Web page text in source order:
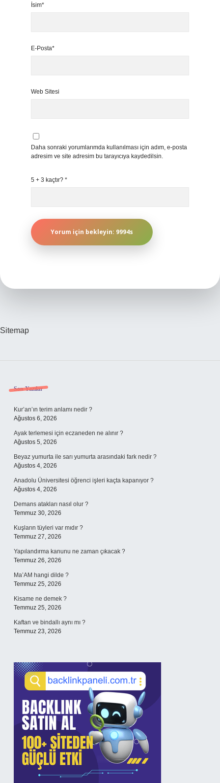
İsim*
E-Posta*
Web Sitesi
Daha sonraki yorumlarımda kullanılması için adım, e-posta
adresim ve site adresim bu tarayıcıya kaydedilsin.
5 + 3 kaçtır? *
Sitemap
Sidebar
Son Yazılar
Kur’an’ın terim anlamı nedir ?
Ağustos 6, 2026
Ayak terlemesi için eczaneden ne alınır ?
Ağustos 5, 2026
Beyaz yumurta ile sarı yumurta arasındaki fark nedir ?
Ağustos 4, 2026
Anadolu Üniversitesi öğrenci işleri kaçta kapanıyor ?
Ağustos 4, 2026
Demans atakları nasıl olur ?
Temmuz 30, 2026
Kuşların tüyleri var mıdır ?
Temmuz 27, 2026
Yapılandırma kanunu ne zaman çıkacak ?
Temmuz 26, 2026
Ma’AM hangi dilde ?
Temmuz 25, 2026
Kisame ne demek ?
Temmuz 25, 2026
Kaftan ve bindallı aynı mı ?
Temmuz 23, 2026